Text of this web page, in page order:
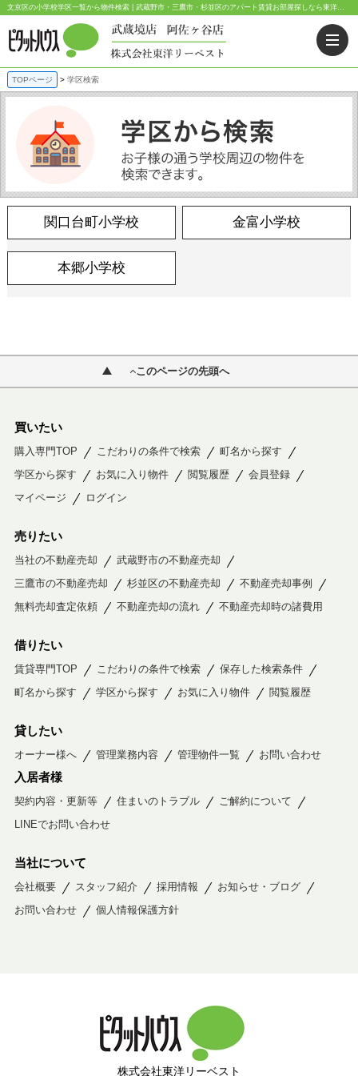
文京区の小学校学区一覧から物件検索 | 武蔵野市・三鷹市・杉並区のアパート賃貸お部屋探しなら東洋リーベスト｜ピタットハウス武蔵境店・阿佐ヶ谷店
TOPページ 学区検索
関口台町小学校 金富小学校
本郷小学校
このページの先頭へ
買いたい
購入専門TOP こだわりの条件で検索
町名から探す
学区から探す
お気に入り物件 閲覧履歴
会員登録
マイページ
ログイン
売りたい
当社の不動産売却
武蔵野市の不動産売却
三鷹市の不動産売却
杉並区の不動産売却
不動産売却事例
無料売却査定依頼
不動産売却の流れ 不動産売却時の諸費用
借りたい
賃貸専門TOP こだわりの条件で検索
保存した検索条件
町名から探す
学区から探す お気に入り物件 閲覧履歴
貸したい
オーナー様へ 管理業務内容 管理物件一覧 お問い合わせ
入居者様
契約内容・更新等 住まいのトラブル
ご解約について
LINEでお問い合わせ
当社について
会社概要 スタッフ紹介 採用情報
お知らせ・ブログ
お問い合わせ
個人情報保護方針
株式会社東洋リーベスト